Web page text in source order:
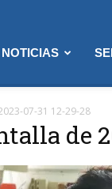
NOTICIAS
07-31 12-29-28
de